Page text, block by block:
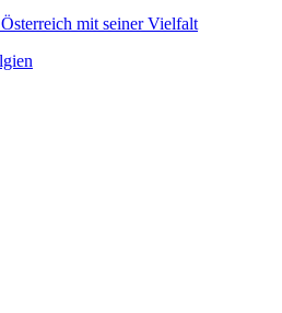
Österreich mit seiner Vielfalt